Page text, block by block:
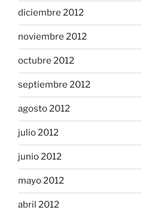
diciembre 2012
noviembre 2012
octubre 2012
septiembre 2012
agosto 2012
julio 2012
junio 2012
mayo 2012
abril 2012